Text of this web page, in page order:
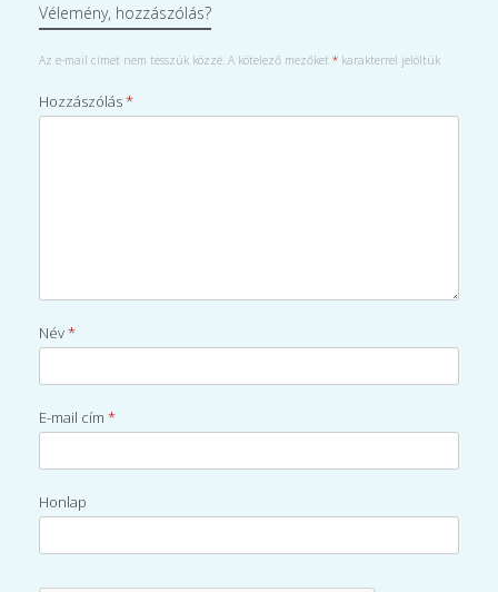
Vélemény, hozzászólás?
Az e-mail címet nem tesszük közzé. A kötelező mezőket * karakterrel jelöltük
Hozzászólás*
Név*
E-mail cím *
Honlap